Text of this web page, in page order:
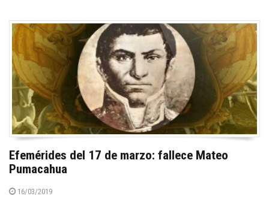
Efemérides del 17 de marzo: fallece Mateo
Pumacahua
16/03/2019